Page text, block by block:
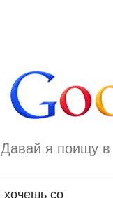
Давай я поищу в